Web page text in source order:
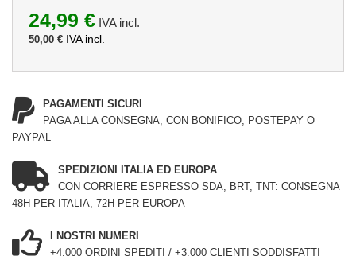
24,99 € IVA incl.
50,00 € IVA incl.
PAGAMENTI SICURI
PAGA ALLA CONSEGNA, CON BONIFICO, POSTEPAY O
PAYPAL
SPEDIZIONI ITALIA ED EUROPA
CON CORRIERE ESPRESSO SDA, BRT, TNT: CONSEGNA
48H PER ITALIA, 72H PER EUROPA
I NOSTRI NUMERI
+4.000 ORDINI SPEDITI / +3.000 CLIENTI SODDISFATTI